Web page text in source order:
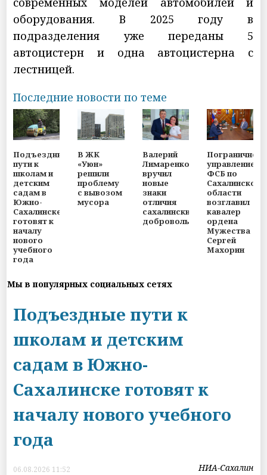
оборудования. В 2025 году в
подразделения уже переданы 5
автоцистерн и одна автоцистерна с
лестницей.
Последние новости по теме
Подъездные
пути к
школам и
детским
садам в
Южно-
Сахалинске
готовят к
началу
нового
учебного
года
В ЖК
«Уюн»
решили
проблему
с вывозом
мусора
Валерий
Лимаренко
вручил
новые
знаки
отличия
сахалинским
добровольцам
Пограничное
управление
ФСБ по
Сахалинской
области
возглавил
кавалер
ордена
Мужества
Сергей
Махорин
Мы в популярных социальных сетях
Подъездные пути к
школам и детским
садам в Южно-
Сахалинске готовят к
началу нового учебного
года
06.08.2026 11:52 НИА-Сахалин